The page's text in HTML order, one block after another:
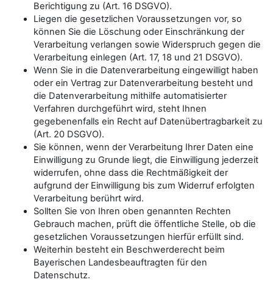
Berichtigung zu (Art. 16 DSGVO).
Liegen die gesetzlichen Voraussetzungen vor, so
können Sie die Löschung oder Einschränkung der
Verarbeitung verlangen sowie Widerspruch gegen die
Verarbeitung einlegen (Art. 17, 18 und 21 DSGVO).
Wenn Sie in die Datenverarbeitung eingewilligt haben
oder ein Vertrag zur Datenverarbeitung besteht und
die Datenverarbeitung mithilfe automatisierter
Verfahren durchgeführt wird, steht Ihnen
gegebenenfalls ein Recht auf Datenübertragbarkeit zu
(Art. 20 DSGVO).
Sie können, wenn der Verarbeitung Ihrer Daten eine
Einwilligung zu Grunde liegt, die Einwilligung jederzeit
widerrufen, ohne dass die Rechtmäßigkeit der
aufgrund der Einwilligung bis zum Widerruf erfolgten
Verarbeitung berührt wird.
Sollten Sie von Ihren oben genannten Rechten
Gebrauch machen, prüft die öffentliche Stelle, ob die
gesetzlichen Voraussetzungen hierfür erfüllt sind.
Weiterhin besteht ein Beschwerderecht beim
Bayerischen Landesbeauftragten für den
Datenschutz.